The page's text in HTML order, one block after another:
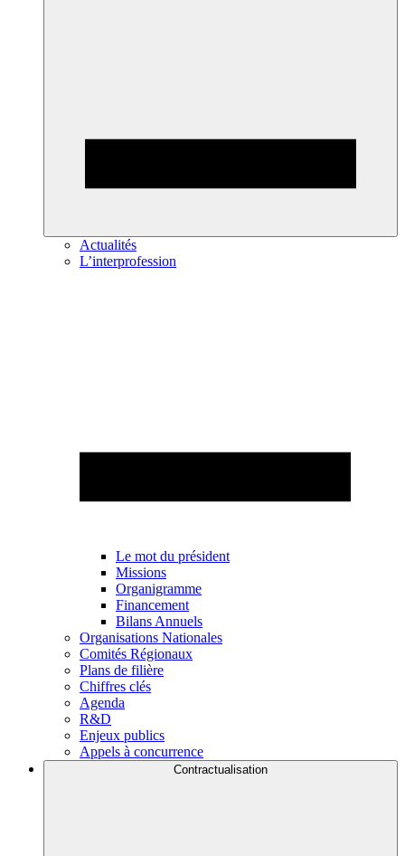
Actualités
L’interprofession
Le mot du président
Missions
Organigramme
Financement
Bilans Annuels
Organisations Nationales
Comités Régionaux
Plans de filière
Chiffres clés
Agenda
R&D
Enjeux publics
Appels à concurrence
Contractualisation